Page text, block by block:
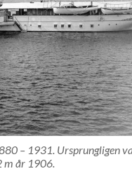
– 1931. Ursprungligen
m år 1906.